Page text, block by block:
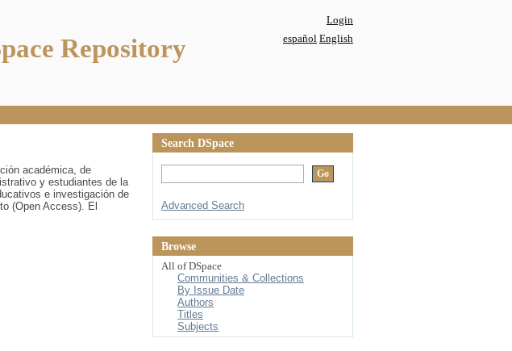
Repository
Login
español English
académica, de
y estudiantes de la
e investigación de
(Open Access). El
Search DSpace
Advanced Search
Browse
All of DSpace
Communities & Collections
By Issue Date
Authors
Titles
Subjects